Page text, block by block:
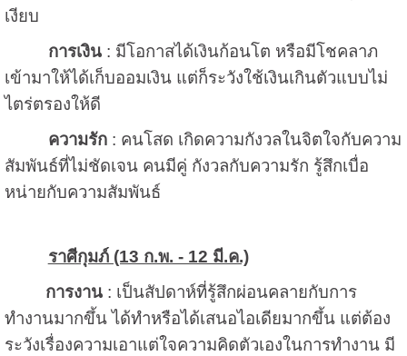
เงียบ
การเงิน: มีโอกาสได้เงินก้อนโต หรือมีโชคลาภ
เข้ามาให้ได้เก็บออมเงิน แต่ก็ระวังใช้เงินเกินตัวแบบไม่
ไตร่ตรองให้ดี
ความรัก: คนโสด เกิดความกังวลในจิตใจกับความ
สัมพันธ์ที่ไม่ชัดเจน คนมีคู่ กังวลกับความรัก รู้สึกเบื่อ
หน่ายกับความสัมพันธ์
ราศีกุมภ์ (13 ก.พ. - 12 มี.ค.)
การงาน: เป็นสัปดาห์ที่รู้สึกผ่อนคลายกับการ
ทำงานมากขึ้น ได้ทำหรือได้เสนอไอเดียมากขึ้น แต่ต้อง
ระวังเรื่องความเอาแต่ใจความคิดตัวเองในการทำงาน มี